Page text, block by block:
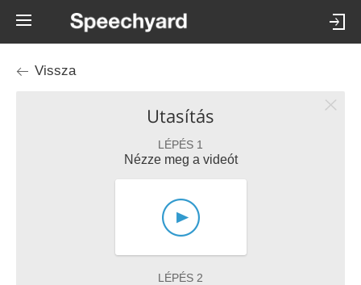
Vissza
Utasítás
LÉPÉS 1
Nézze meg a videót
LÉPÉS 2